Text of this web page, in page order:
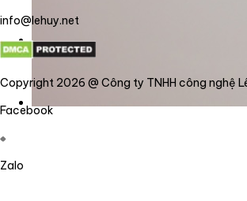
info@lehuy.net
Copyright 2026 @ Công ty TNHH công nghệ
Facebook
Zalo